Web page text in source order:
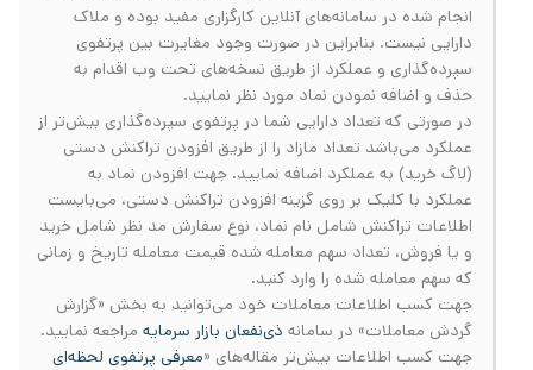
انجام شده در سامانه‌های آنلاین کارگزاری مفید بوده و ملاک
دارایی نیست. بنابراین در صورت وجود مغایرت بین پرتفوی
سپرده‌گذاری و عملکرد از طریق نسخه‌های تحت وب اقدام به
حذف و اضافه نمودن نماد مورد نظر نمایید.
در صورتی‌ که تعداد دارایی شما در پرتفوی سپرده‌گذاری بیش‌تر از
عملکرد می‌باشد تعداد مازاد را از طریق افزودن تراکنش دستی
(لاگ خرید) به عملکرد اضافه نمایید. جهت افزودن نماد به
عملکرد با کلیک بر روی گزینه افزودن تراکنش دستی، می‌بایست
اطلاعات تراکنش شامل نام نماد، نوع سفارش مد نظر شامل خرید
و یا فروش، تعداد سهم معامله شده قیمت معامله تاریخ و زمانی
که سهم معامله شده را وارد کنید.
جهت کسب اطلاعات معاملات خود می‌توانید به بخش «گزارش
گردش معاملات» در سامانه ذی‌نفعان بازار سرمایه مراجعه نمایید.
جهت کسب اطلاعات بیش‌تر مقاله‌های «معرفی پرتفوی لحظه‌ای